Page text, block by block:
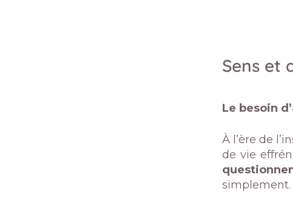
Sens et
Le besoin
À l’ère de
de vie
simplement.